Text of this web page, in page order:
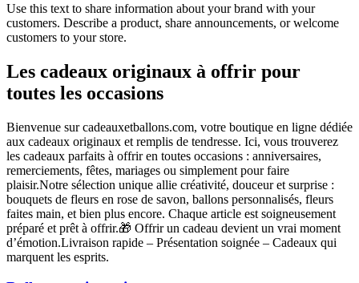
Use this text to share information about your brand with your
customers. Describe a product, share announcements, or welcome
customers to your store.
Les cadeaux originaux à offrir pour
toutes les occasions
Bienvenue sur cadeauxetballons.com, votre boutique en ligne dédiée
aux cadeaux originaux et remplis de tendresse. Ici, vous trouverez
les cadeaux parfaits à offrir en toutes occasions : anniversaires,
remerciements, fêtes, mariages ou simplement pour faire
plaisir.Notre sélection unique allie créativité, douceur et surprise :
bouquets de fleurs en rose de savon, ballons personnalisés, fleurs
faites main, et bien plus encore. Chaque article est soigneusement
préparé et prêt à offrir.🎁 Offrir un cadeau devient un vrai moment
d’émotion.Livraison rapide – Présentation soignée – Cadeaux qui
marquent les esprits.